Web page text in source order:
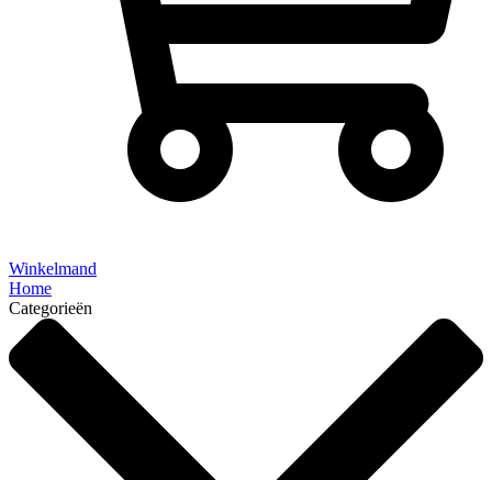
Winkelmand
Home
Categorieën